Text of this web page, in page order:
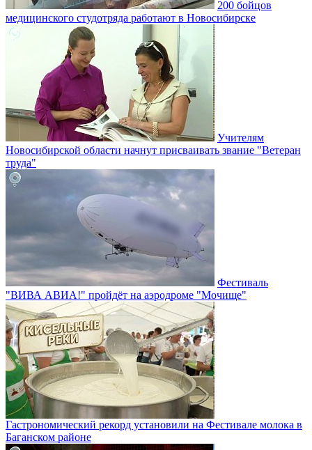
200 бойцов
медицинского студотряда работают в Новосибирске
Учителям
Новосибирской области начнут присваивать звание "Ветеран
труда"
Фестиваль
"ВИВА АВИА!" пройдёт на аэродроме "Мочище"
Гастрономический рекорд установили на Фестивале молока в
Баганском районе